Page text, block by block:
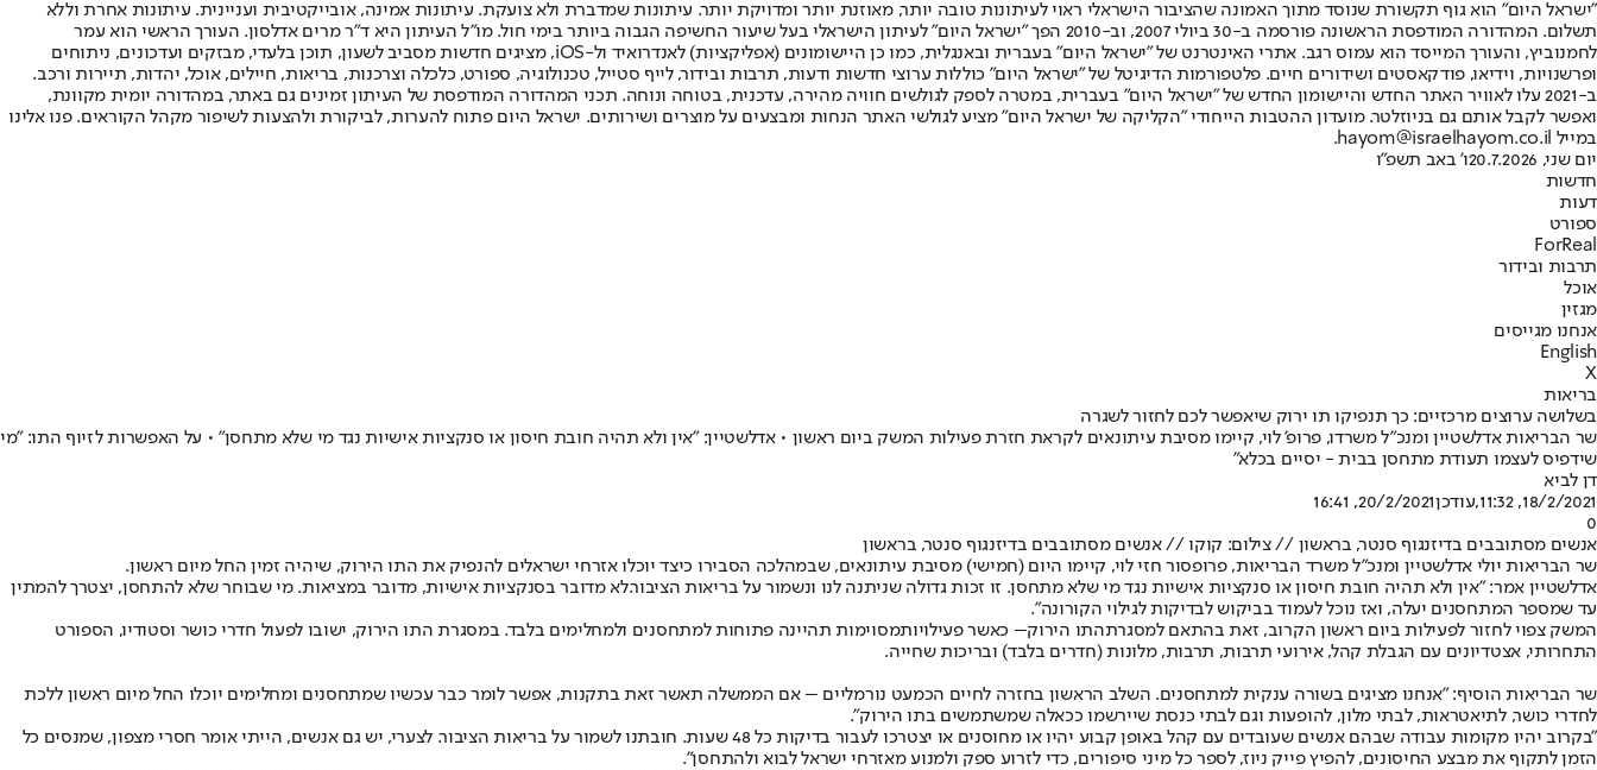
"ישראל היום" הוא גוף תקשורת שנוסד מתוך האמונה שהציבור הישראלי ראוי לעיתונות טובה יותר, מאוזנת יותר ומדויקת יותר. עיתונות שמדברת ולא צועקת. עיתונות אמינה, אובייקטיבית ועניינית. עיתונות אחרת וללא
תשלום. המהדורה המודפסת הראשונה פורסמה ב-30 ביולי 2007, וב-2010 הפך "ישראל היום" לעיתון הישראלי בעל שיעור החשיפה הגבוה ביותר בימי חול. מו"ל העיתון היא ד"ר מרים אדלסון. העורך הראשי הוא עמר
לחמנוביץ, והעורך המייסד הוא עמוס רגב. אתרי האינטרנט של "ישראל היום" בעברית ובאנגלית, כמו כן היישומונים (אפליקציות) לאנדרואיד ול-iOS, מציגים חדשות מסביב לשעון, תוכן בלעדי, מבזקים ועדכונים, ניתוחים
ופרשנויות, וידיאו, פודקאסטים ושידורים חיים. פלטפורמות הדיגיטל של "ישראל היום" כוללות ערוצי חדשות ודעות, תרבות ובידור, לייף סטייל, טכנולוגיה, ספורט, כלכלה וצרכנות, בריאות, חיילים, אוכל, יהדות, תיירות ורכב.
ב-2021 עלו לאוויר האתר החדש והיישומון החדש של "ישראל היום" בעברית, במטרה לספק לגולשים חוויה מהירה, עדכנית, בטוחה ונוחה. תכני המהדורה המודפסת של העיתון זמינים גם באתר, במהדורה יומית מקוונת,
ואפשר לקבל אותם גם בניוזלטר. מועדון ההטבות הייחודי "הקליקה של ישראל היום" מציע לגולשי האתר הנחות ומבצעים על מוצרים ושירותים. ישראל היום פתוח להערות, לביקורת ולהצעות לשיפור מקהל הקוראים. פנו אלינו
במייל hayom@israelhayom.co.il.
יום שני, 20.7.2026
ו' באב תשפ"ו
חדשות
דעות
ספורט
ForReal
תרבות ובידור
אוכל
מגזין
אנחנו מגייסים
English
X
בריאות
בשלושה ערוצים מרכזיים: כך תנפיקו תו ירוק שיאפשר לכם לחזור לשגרה
שר הבריאות אדלשטיין ומנכ"ל משרדו, פרופ' לוי, קיימו מסיבת עיתונאים לקראת חזרת פעילות המשק ביום ראשון • אדלשטיין: "אין ולא תהיה חובת חיסון או סנקציות אישיות נגד מי שלא מתחסן" • על האפשרות לזיוף התו: "מי
שידפיס לעצמו תעודת מתחסן בבית - יסיים בכלא"
דן לביא
18/2/2021, 11:32
,עודכן20/2/2021, 16:41
0
אנשים מסתובבים בדיזנגוף סנטר, בראשון // צילום: קוקו // אנשים מסתובבים בדיזנגוף סנטר, בראשון
שר הבריאות יולי אדלשטיין ומנכ"ל משרד הבריאות, פרופסור חזי לוי, קיימו היום (חמישי) מסיבת עיתונאים, שבמהלכה הסבירו כיצד יוכלו אזרחי ישראלים להנפיק את התו הירוק, שיהיה זמין החל מיום ראשון.
אדלשטיין אמר: "אין ולא תהיה חובת חיסון או סנקציות אישיות נגד מי שלא מתחסן. זו זכות גדולה שניתנה לנו ונשמור על בריאות הציבור.לא מדובר בסנקציות אישיות, מדובר במציאות. מי שבוחר שלא להתחסן, יצטרך להמתין
עד שמספר המתחסנים יעלה, ואז נוכל לעמוד בביקוש לבדיקות לגילוי הקורונה".
המשק צפוי לחזור לפעילות ביום ראשון הקרוב, זאת בהתאם למסגרתהתו הירוק– כאשר פעילויותמסוימות תהיינה פתוחות למתחסנים ולמחלימים בלבד. במסגרת התו הירוק, ישובו לפעול חדרי כושר וסטודיו, הספורט
התחרותי, אצטדיונים עם הגבלת קהל, אירועי תרבות, תרבות, מלונות (חדרים בלבד) ובריכות שחייה.
שר הבריאות הוסיף: "אנחנו מציגים בשורה ענקית למתחסנים. השלב הראשון בחזרה לחיים הכמעט נורמליים – אם הממשלה תאשר זאת בתקנות, אפשר לומר כבר עכשיו שמתחסנים ומחלימים יוכלו החל מיום ראשון ללכת
לחדרי כושר, לתיאטראות, לבתי מלון, להופעות וגם לבתי כנסת שיירשמו ככאלה שמשתמשים בתו הירוק".
"בקרוב יהיו מקומות עבודה שבהם אנשים שעובדים עם קהל באופן קבוע יהיו או מחוסנים או יצטרכו לעבור בדיקות כל 48 שעות. חובתנו לשמור על בריאות הציבור. לצערי, יש גם אנשים, הייתי אומר חסרי מצפון, שמנסים כל
הזמן לתקוף את מבצע החיסונים, להפיץ פייק ניוז, לספר כל מיני סיפורים, כדי לזרוע ספק ולמנוע מאזרחי ישראל לבוא ולהתחסן".